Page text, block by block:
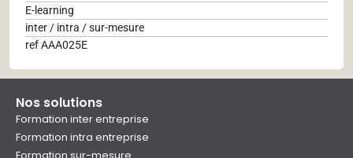
E-learning
inter / intra / sur-mesure
ref AAA025E
Nos solutions
Formation inter entreprise
Formation intra entreprise
Formation sur-mesure